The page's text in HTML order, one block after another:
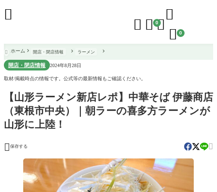
  0

 0

 ホーム 開店・閉店情報 ラーメン
開店・閉店情報 2024年8月28日
取材/掲載時点の情報です。公式等の最新情報もご確認ください。
【山形ラーメン新店レポ】中華そば 伊藤商店
（東根市中央）｜朝ラーの喜多方ラーメンが
山形に上陸！
 保存する 